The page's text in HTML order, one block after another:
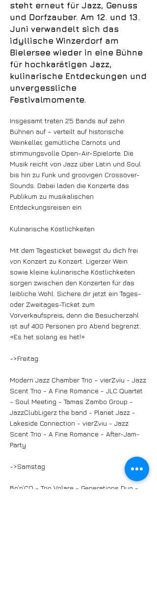
steht erneut für Jazz, Genuss
und Dorfzauber. Am 12. und 13.
Juni verwandelt sich das
idyllische Winzerdorf am
Bielersee wieder in eine Bühne
für hochkarätigen Jazz,
kulinarische Entdeckungen und
unvergessliche
Festivalmomente.
Insgesamt treten 25 Bands auf zehn
Bühnen auf – verteilt auf historische
Weinkeller, gemütliche Carnots und
stimmungsvolle Open-Air-Spielorte. Die
Musik reicht von Jazz über Latin und Soul
bis hin zu Funk und groovigen Crossover-
Sounds. Dabei laden die Konzerte das
Publikum zu musikalischen
Entdeckungsreisen ein.
Kulinarische Köstlichkeiten
Mit dem Tagesticket bewegst du dich frei
von Konzert zu Konzert. Ligerzer Wein
sowie kleine kulinarische Köstlichkeiten
sorgen zwischen den Konzerten für das
leibliche Wohl. Sichere dir jetzt ein Tages-
oder Zweitages-Ticket zum
Vorverkaufspreis, denn die Besucherzahl
ist auf 400 Personen pro Abend begrenzt.
«Es het solang es het!»
->Freitag:
Modern Jazz Chamber Trio – vierZviu - Jazz
Scent Trio - A Fine Romance - JLC Quartet
- Soul Meeting - Tamas Zambo Group -
JazzClubLigerz the band - Planet Jazz -
Lakeside Connection - vierZviu - Jazz
Scent Trio - A Fine Romance - After-Jam-
Party
->Samstag
Bo’n’CO - Trio Volare - Generations Duo -